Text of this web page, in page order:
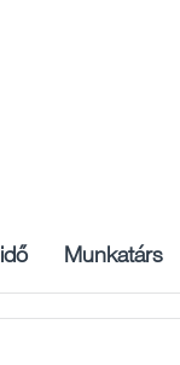
Munkatárs